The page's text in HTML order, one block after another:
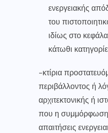
ενεργειακής
του
ιδίως στο
κάτωθι
-κτίρια
περιβάλλοντος ή
αρχιτεκτονικής ή
που η συμμόρφωση
απαιτήσεις